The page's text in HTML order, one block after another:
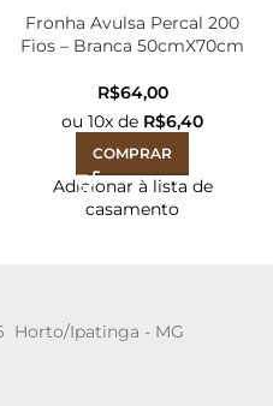
Fronha Avulsa Percal 200
Fios – Branca 50cmX70cm
R$
ou 10x de R$6,40
COMPRAR
Adicionar à lista de
casamento
Horto/Ipatinga - MG